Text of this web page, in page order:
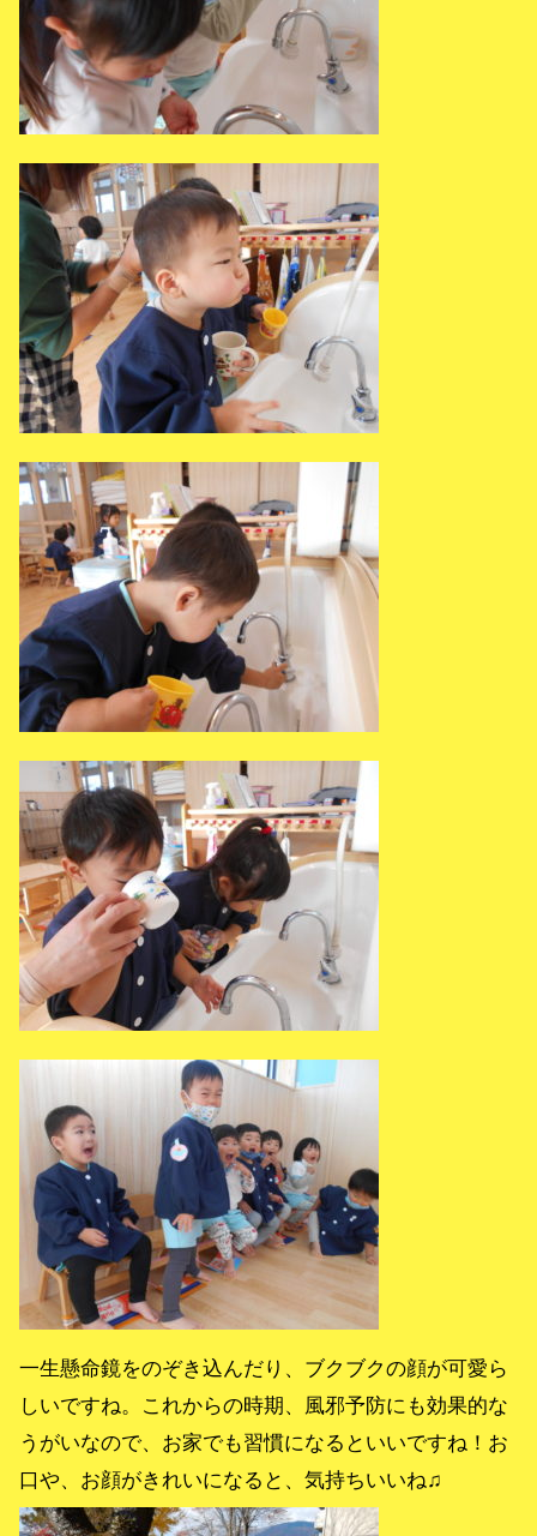
一生懸命鏡をのぞき込んだり、ブクブクの顔が可愛ら
しいですね。これからの時期、風邪予防にも効果的な
うがいなので、お家でも習慣になるといいですね！お
口や、お顔がきれいになると、気持ちいいね♫